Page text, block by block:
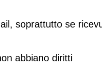
soprattutto se
abbiano diritti